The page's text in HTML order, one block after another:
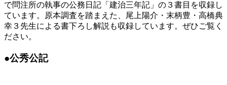
で問注所の執事の公務日記「建治三年記」の３書目を収録し
ています。原本調査を踏まえた、尾上陽介・末柄豊・高橋典
幸３先生による書下ろし解説も収録しています。ぜひご覧く
ださい。
●公秀公記